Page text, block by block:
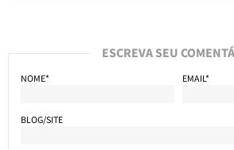
ESCREVA SEU
NOME* EMAIL*
BLOG/SITE